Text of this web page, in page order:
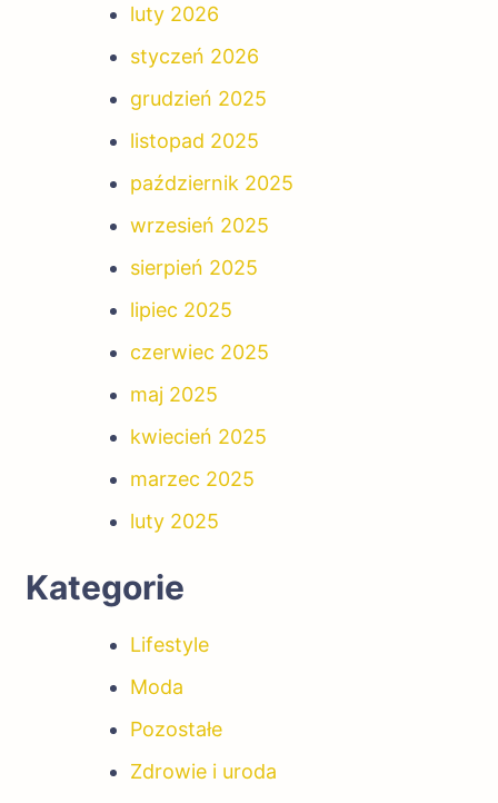
luty 2026
styczeń 2026
grudzień 2025
listopad 2025
październik 2025
wrzesień 2025
sierpień 2025
lipiec 2025
czerwiec 2025
maj 2025
kwiecień 2025
marzec 2025
luty 2025
Kategorie
Lifestyle
Moda
Pozostałe
Zdrowie i uroda